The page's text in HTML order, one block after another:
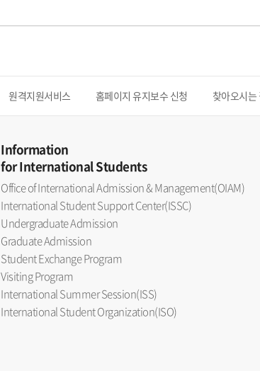
원격지원서비스 홈페이지 유지보수 신청 찾아오시는
Information
for International Students
Office of International Admission & Management(OIAM)
International Student Support Center(ISSC)
Undergraduate Admission
Graduate Admission
Student Exchange Program
Visiting Program
International Summer Session(ISS)
International Student Organization(ISO)